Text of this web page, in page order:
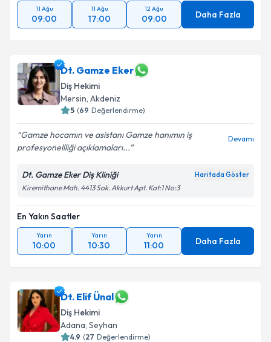
11 Ağu
09:00
11 Ağu
17:00
12 Ağu
09:00 Daha Fazla
Dt. Gamze Eker
Diş Hekimi
Mersin, Akdeniz
5 (69 Değerlendirme)
Gamze hocamın ve asistanı Gamze hanımın iş
profesyonellliği açıklamaları...
Devamı
Dt. Gamze Eker Diş Kliniği Haritada Göster
Kiremithane Mah. 4413 Sok. Akkurt Apt. Kat:1 No:3
En Yakın Saatler
Yarın
10:00
Yarın
10:30
Yarın
11:00 Daha Fazla
Dt. Elif Ünal
Diş Hekimi
Adana, Seyhan
4.9 (27 Değerlendirme)